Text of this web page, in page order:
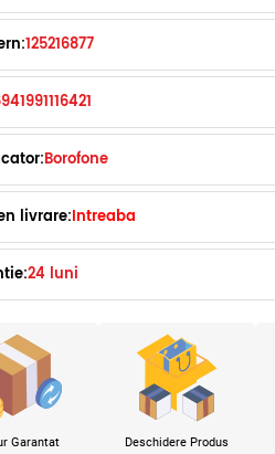
125216877
Borofone
livrare:Intreaba
24 luni
Garantat Deschidere Produs